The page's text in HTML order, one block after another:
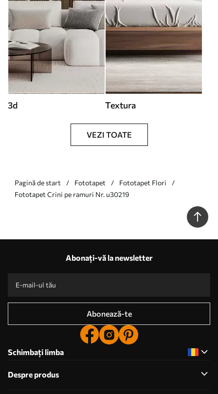
3d Textura
VEZI TOATE
Pagină de start Fototapet
Fototapet Flori
Fototapet Crini pe ramuri Nr. u30219
Abonați-vă la newsletter
Abonează-te
Schimbați limba
Despre produs